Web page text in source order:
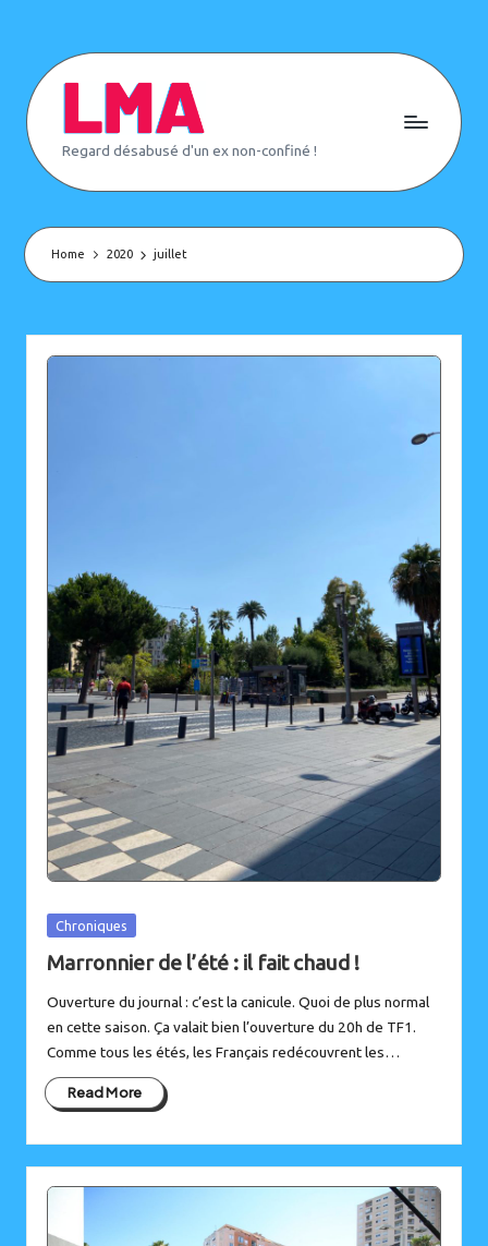
content
L
e
M
e
Regard désabusé d'un ex non-confiné !
Home 2020 juillet
Posted
Chroniques
Marronnier de l’été : il fait chaud !
Ouverture du journal : c’est la canicule. Quoi de plus normal
en cette saison. Ça valait bien l’ouverture du 20h de TF1.
Comme tous les étés, les Français redécouvrent les…
Read More